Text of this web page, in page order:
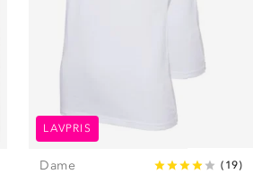
LAVPRIS
Dame ( 19)